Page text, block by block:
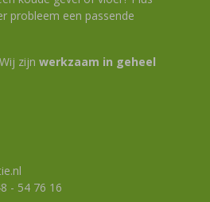
probleem een passende
zijn werkzaam in geheel
- 54 76 16